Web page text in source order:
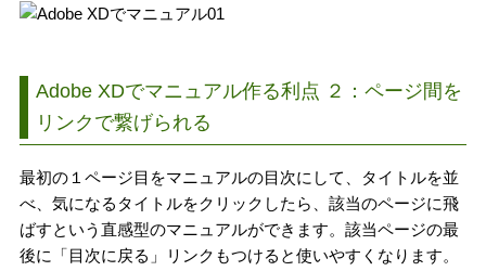
Adobe XDでマニュアル作る利点 ２：ページ間を
リンクで繋げられる
最初の１ページ目をマニュアルの目次にして、タイトルを並
べ、気になるタイトルをクリックしたら、該当のページに飛
ばすという直感型のマニュアルができます。該当ページの最
後に「目次に戻る」リンクもつけると使いやすくなります。